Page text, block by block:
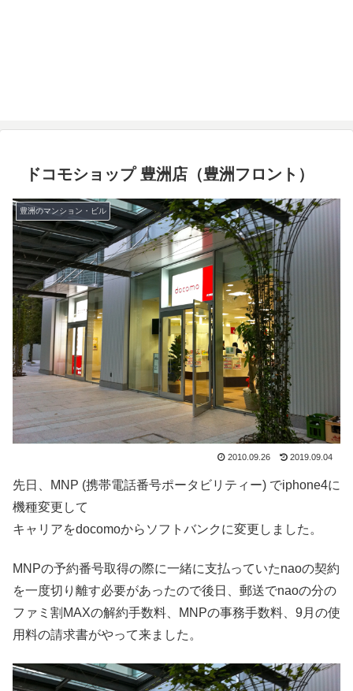
ドコモショップ 豊洲店（豊洲フロント）
豊洲のマンション・ビル
2010.09.26 2019.09.04
先日、MNP (携帯電話番号ポータビリティー) でiphone4に
機種変更して
キャリアをdocomoからソフトバンクに変更しました。
MNPの予約番号取得の際に一緒に支払っていたnaoの契約
を一度切り離す必要があったので後日、郵送でnaoの分の
ファミ割MAXの解約手数料、MNPの事務手数料、9月の使
用料の請求書がやって来ました。